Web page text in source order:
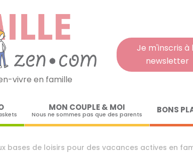
Je m'inscris à
newsletter
vivre en famille
MON COUPLE & MOI
Nous ne sommes pas que des parents BONS
bases de loisirs pour des vacances actives en